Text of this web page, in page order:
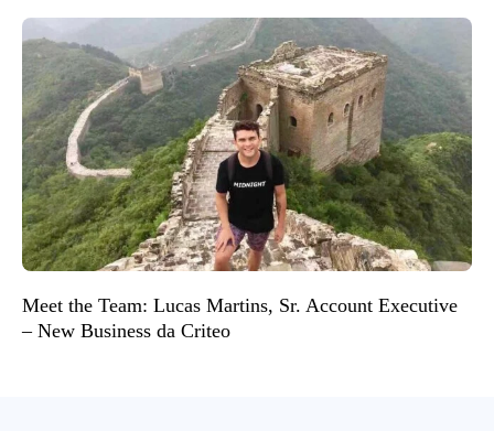
Meet the Team: Lucas Martins, Sr. Account Executive
– New Business da Criteo